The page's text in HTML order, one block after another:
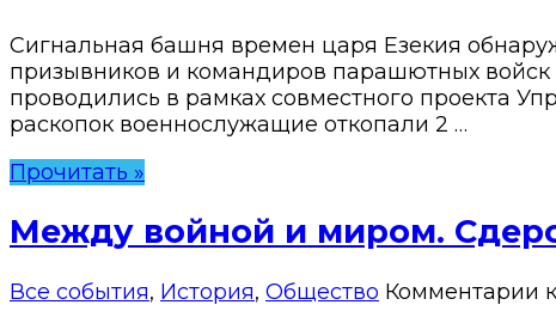
Сигнальная башня времен царя Езекия
призывников и командиров парашютных войск
проводились в рамках совместного проекта
раскопок военнослужащие откопали 2 …
Прочитать »
Между войной и миром.
Все события, История, Общество Комментарии